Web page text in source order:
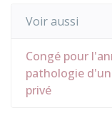
Voir aussi
Congé pour
pathologie
privé